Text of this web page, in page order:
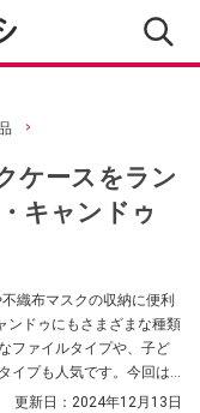
ケースをラン
キャンドゥ
織布マスクの収納に便利
ンドゥにもさまざまな種類
ファイルタイプや、子ど
イプも人気です。今回は
が10種類のマスクケース
更新日： 2024年12月13日